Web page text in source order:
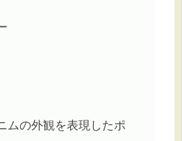
ムの外観を表現したポ